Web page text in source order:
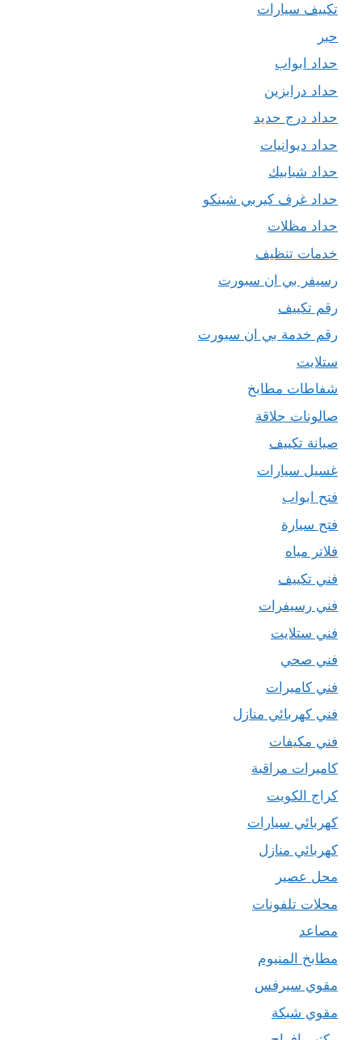
تكييف سيارات
حبر
حداد ابواب
حداد درابزين
حداد درج حديد
حداد ديوانيات
حداد شبابيك
حداد غرف كيربي شينكو
حداد مظلات
خدمات تنظيف
رسيفر بي ان سبورت
رقم تكييف
رقم خدمة بي ان سبورت
ستلايت
شفاطات مطابخ
صالونات حلاقة
صيانة تكييف
غسيل سيارات
فتح ابواب
فتح سيارة
فلاتر مياه
فني تكييف
فني رسيفرات
فني ستلايت
فني صحي
فني كاميرات
فني كهربائي منازل
فني مكيفات
كاميرات مراقبة
كراج الكويت
كهربائي سيارات
كهربائي منازل
محل عصير
محلات تلفونات
مصاعد
مطابخ المنيوم
مقوي سيرفس
مقوي شبكة